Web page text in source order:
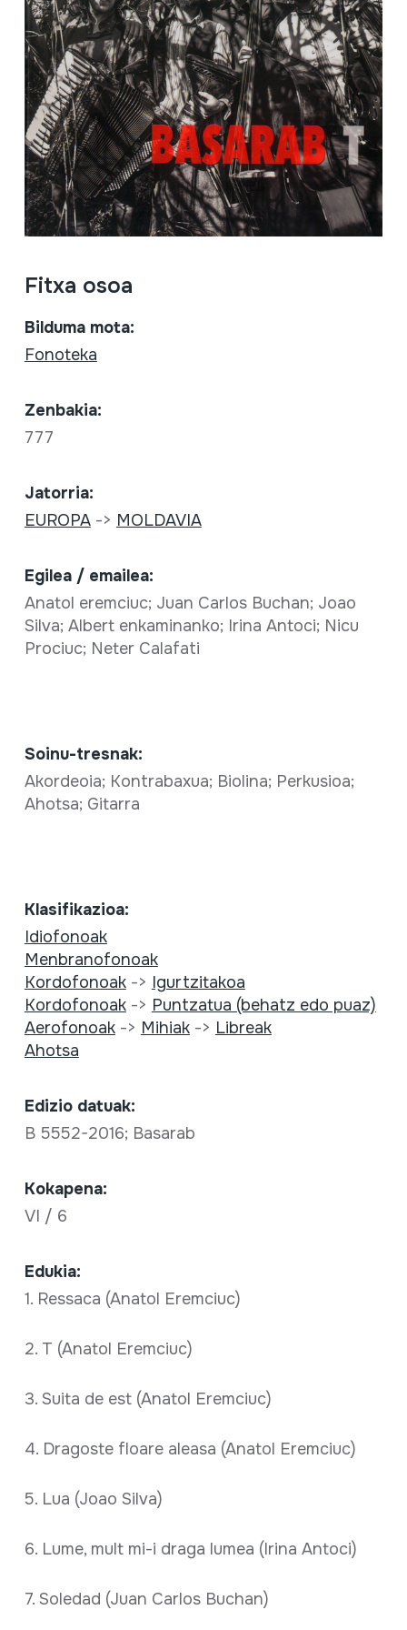
Fitxa osoa
Bilduma mota:
Fonoteka
Zenbakia:
777
Jatorria:
EUROPA-> MOLDAVIA
Egilea / emailea:
Anatol eremciuc; Juan Carlos Buchan; Joao
Silva; Albert enkaminanko; Irina Antoci; Nicu
Prociuc; Neter Calafati
Soinu-tresnak:
Akordeoia; Kontrabaxua; Biolina; Perkusioa;
Ahotsa; Gitarra
Klasifikazioa:
Idiofonoak
Menbranofonoak
Kordofonoak-> Igurtzitakoa
Kordofonoak-> Puntzatua (behatz edo puaz)
Aerofonoak-> Mihiak-> Libreak
Ahotsa
Edizio datuak:
B 5552-2016; Basarab
Kokapena:
VI / 6
Edukia:
1. Ressaca (Anatol Eremciuc)
2. T (Anatol Eremciuc)
3. Suita de est (Anatol Eremciuc)
4. Dragoste floare aleasa (Anatol Eremciuc)
5. Lua (Joao Silva)
6. Lume, mult mi-i draga lumea (Irina Antoci)
7. Soledad (Juan Carlos Buchan)